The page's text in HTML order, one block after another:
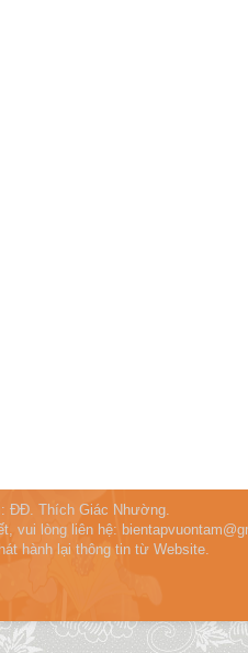
ĐĐ. Thích Giác Nhường.
vui lòng liên hệ:
hành lại thông tin từ Website.